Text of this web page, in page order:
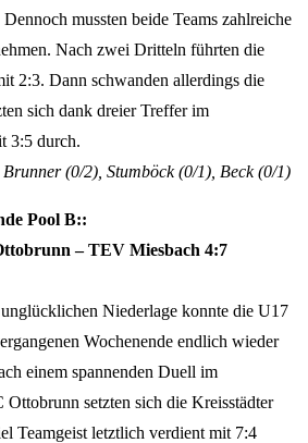
mussten beide Teams zahlreiche
Nach zwei Dritteln führten die
2:3. Dann schwanden allerdings die
sich dank dreier Treffer im
3:5 durch.
(0/2), Stumböck (0/1), Beck (0/1)
Pool B::
– TEV Miesbach 4:7
Niederlage konnte die U17
Wochenende endlich wieder
einem spannenden Duell im
setzten sich die Kreisstädter
Teamgeist letztlich verdient mit 7:4